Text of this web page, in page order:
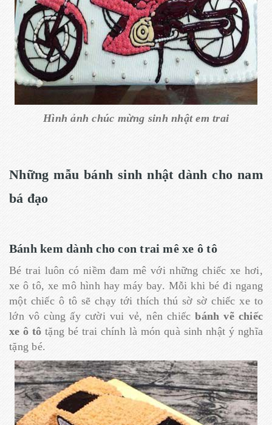
Hình ảnh chúc mừng sinh nhật em trai
Những mẫu bánh sinh nhật dành cho nam
bá đạo
Bánh kem dành cho con trai mê xe ô tô
Bé trai luôn có niềm đam mê với những chiếc xe hơi,
xe ô tô, xe mô hình hay máy bay. Mỗi khi bé đi ngang
một chiếc ô tô sẽ chạy tới thích thú sờ sờ chiếc xe to
lớn vô cùng ấy cười vui vẻ, nên chiếc bánh vẽ chiếc
xe ô tô tặng bé trai chính là món quà sinh nhật ý nghĩa
tặng bé.